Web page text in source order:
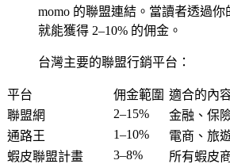
momo 的聯盟連結。當讀者透過
就能獲得 2–10% 的佣金。
台灣主要的聯盟行銷平台：
平台 佣金範圍 適合的內
聯盟網
2–15% 金融、保
通路王
1–10% 電商、旅
蝦皮聯盟計畫
3–8% 所有蝦皮